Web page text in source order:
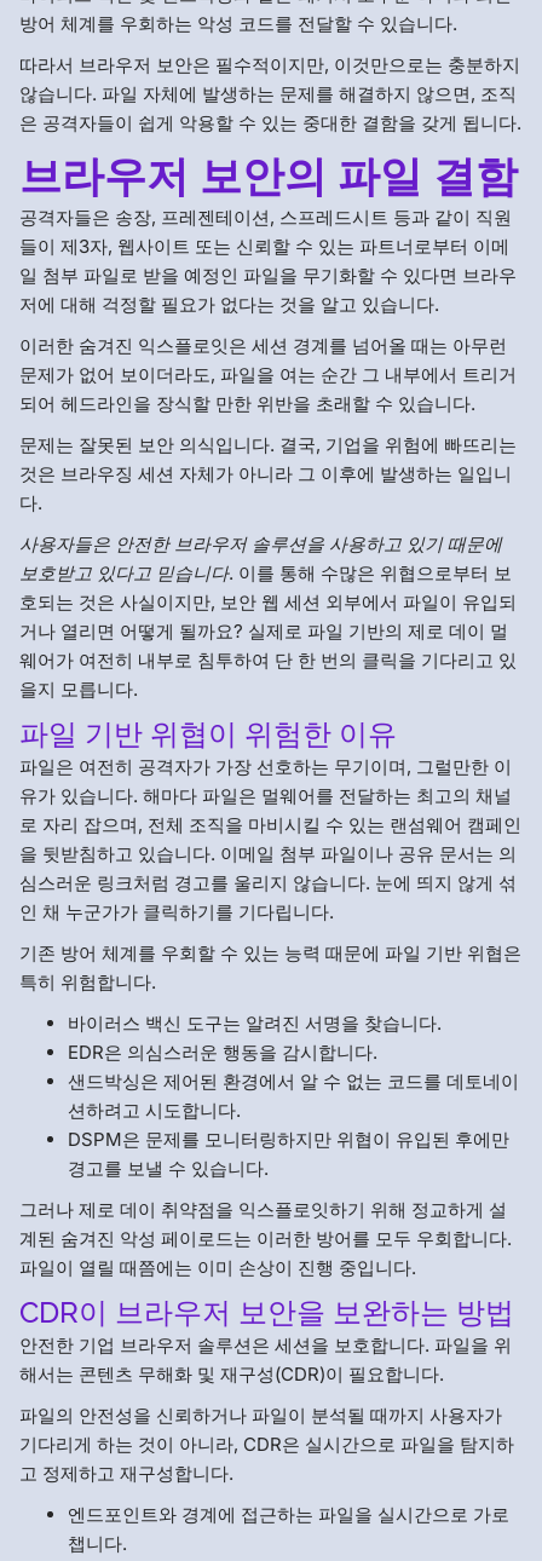
방어 체계를 우회하는 악성 코드를 전달할 수 있습니다.
따라서 브라우저 보안은 필수적이지만, 이것만으로는 충분하지
않습니다. 파일 자체에 발생하는 문제를 해결하지 않으면, 조직
은 공격자들이 쉽게 악용할 수 있는 중대한 결함을 갖게 됩니다.
브라우저 보안의 파일 결함
공격자들은 송장, 프레젠테이션, 스프레드시트 등과 같이 직원
들이 제3자, 웹사이트 또는 신뢰할 수 있는 파트너로부터 이메
일 첨부 파일로 받을 예정인 파일을 무기화할 수 있다면 브라우
저에 대해 걱정할 필요가 없다는 것을 알고 있습니다.
이러한 숨겨진 익스플로잇은 세션 경계를 넘어올 때는 아무런
문제가 없어 보이더라도, 파일을 여는 순간 그 내부에서 트리거
되어 헤드라인을 장식할 만한 위반을 초래할 수 있습니다.
문제는 잘못된 보안 의식입니다. 결국, 기업을 위험에 빠뜨리는
것은 브라우징 세션 자체가 아니라 그 이후에 발생하는 일입니
다.
사용자들은 안전한 브라우저 솔루션을 사용하고 있기 때문에
보호받고 있다고 믿습니다. 이를 통해 수많은 위협으로부터 보
호되는 것은 사실이지만, 보안 웹 세션 외부에서 파일이 유입되
거나 열리면 어떻게 될까요? 실제로 파일 기반의 제로 데이 멀
웨어가 여전히 내부로 침투하여 단 한 번의 클릭을 기다리고 있
을지 모릅니다.
파일 기반 위협이 위험한 이유
파일은 여전히 공격자가 가장 선호하는 무기이며, 그럴만한 이
유가 있습니다. 해마다 파일은 멀웨어를 전달하는 최고의 채널
로 자리 잡으며, 전체 조직을 마비시킬 수 있는 랜섬웨어 캠페인
을 뒷받침하고 있습니다. 이메일 첨부 파일이나 공유 문서는 의
심스러운 링크처럼 경고를 울리지 않습니다. 눈에 띄지 않게 섞
인 채 누군가가 클릭하기를 기다립니다.
기존 방어 체계를 우회할 수 있는 능력 때문에 파일 기반 위협은
특히 위험합니다.
바이러스 백신 도구는 알려진 서명을 찾습니다.
EDR은 의심스러운 행동을 감시합니다.
샌드박싱은 제어된 환경에서 알 수 없는 코드를 데토네이
션하려고 시도합니다.
DSPM은 문제를 모니터링하지만 위협이 유입된 후에만
경고를 보낼 수 있습니다.
그러나 제로 데이 취약점을 익스플로잇하기 위해 정교하게 설
계된 숨겨진 악성 페이로드는 이러한 방어를 모두 우회합니다.
파일이 열릴 때쯤에는 이미 손상이 진행 중입니다.
CDR이 브라우저 보안을 보완하는 방법
안전한 기업 브라우저 솔루션은 세션을 보호합니다. 파일을 위
해서는 콘텐츠 무해화 및 재구성(CDR)이 필요합니다.
파일의 안전성을 신뢰하거나 파일이 분석될 때까지 사용자가
기다리게 하는 것이 아니라, CDR은 실시간으로 파일을 탐지하
고 정제하고 재구성합니다.
엔드포인트와 경계에 접근하는 파일을 실시간으로 가로
챕니다.